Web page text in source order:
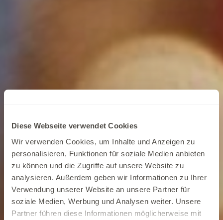
Diese Webseite verwendet Cookies
Wir verwenden Cookies, um Inhalte und Anzeigen zu
personalisieren, Funktionen für soziale Medien anbieten
zu können und die Zugriffe auf unsere Website zu
analysieren. Außerdem geben wir Informationen zu Ihrer
Verwendung unserer Website an unsere Partner für
soziale Medien, Werbung und Analysen weiter. Unsere
Partner führen diese Informationen möglicherweise mit